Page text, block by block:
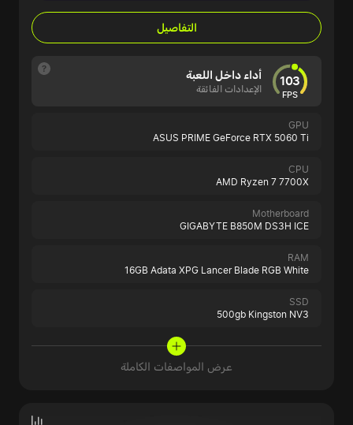
التفاصيل
103
FPS
أداء داخل اللعبة
الإعدادات الفائقة
GPU
ASUS PRIME GeForce RTX 5060 Ti
CPU
AMD Ryzen 7 7700X
Motherboard
GIGABYTE B850M DS3H ICE
RAM
16GB Adata XPG Lancer Blade RGB White
SSD
500gb Kingston NV3
عرض المواصفات الكاملة